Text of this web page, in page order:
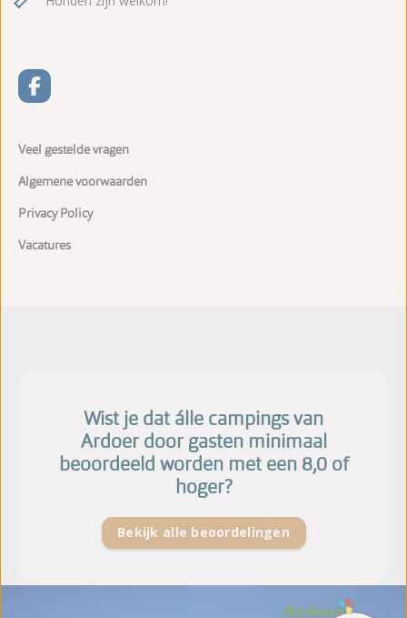
Veel gestelde vragen
Algemene voorwaarden
Privacy Policy
Vacatures
Wist je dat álle campings van
Ardoer door gasten minimaal
beoordeeld worden met een 8,0 of
hoger?
Bekijk alle beoordelingen